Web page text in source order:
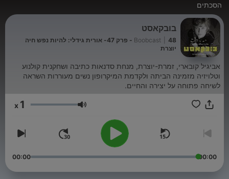
הסכתים
בובקאסט
Boobcast
48 - פרק 47- אורית גידלי: להיות נפש חיה
יוצרת
אביגיל קובארי, זמרת-יוצרת, מנחת סדנאות כתיבה ושחקנית קולנוע
וטלויזיה מזמינה הביתה ולקדמת המיקרופון נשים מעוררות השראה
לשיחה פתוחה על יצירה והחיים.
עוצמת שמע 1
00:00
00:00